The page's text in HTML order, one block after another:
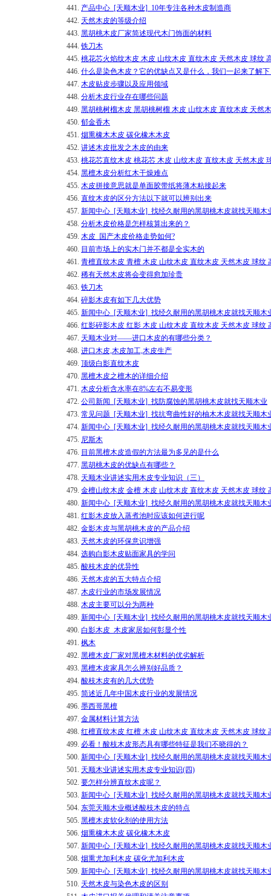
441. 产品中心_[天顺木业]_10年专注各种木皮制造商
442. 天然木皮的等级介绍
443. 黑胡桃木皮厂家简述现代木门饰面的材料
444. 铁刀木
445. 桃花芯火焰纹木皮 木皮 山纹木皮 直纹木皮 天然木皮 球纹
446. 什么是染色木皮？它的优缺点又是什么，我们一起来了解
447. 木皮贴皮步骤以及应用领域
448. 分析木皮行业存在哪些问题
449. 黑胡桃树榴木皮 黑胡桃树榴 木皮 山纹木皮 直纹木皮 天然
450. 郁金香木
451. 烟熏橡木木皮 碳化橡木木皮
452. 讲述木皮批发之木皮的由来
453. 桃花芯直纹木皮 桃花芯 木皮 山纹木皮 直纹木皮 天然木皮
454. 黑檀木皮分析红木干燥难点
455. 木皮拼接意思就是单面胶带纸将薄木粘接起来
456. 直纹木皮的区分方法以下就可以辨别出来
457. 新闻中心_[天顺木业]_找经久耐用的黑胡桃木皮就找天顺木
458. 分析木皮价格是怎样核算出来的？
459. 木皮_国产木皮价格走势如何?
460. 目前市场上的实木门并不都是全实木的
461. 青檀直纹木皮 青檀 木皮 山纹木皮 直纹木皮 天然木皮 球纹
462. 稀有天然木皮将会变得愈加珍贵
463. 铁刀木
464. 碎影木皮有如下几大优势
465. 新闻中心_[天顺木业]_找经久耐用的黑胡桃木皮就找天顺木
466. 红影碎影木皮 红影 木皮 山纹木皮 直纹木皮 天然木皮 球纹
467. 天顺木业对——进口木皮的有哪些分类？
468. 进口木皮,木皮加工,木皮生产
469. 顶级白影直纹木皮
470. 黑檀木皮之檀木的详细介绍
471. 木皮分析含水率在8%左右不易变形
472. 公司新闻_[天顺木业]_找防腐蚀的黑胡桃木皮就找天顺木业
473. 常见问题_[天顺木业]_找抗弯曲性好的柚木木皮就找天顺木
474. 新闻中心_[天顺木业]_找经久耐用的黑胡桃木皮就找天顺木
475. 尼斯木
476. 目前黑檀木皮造假的方法最为多见的是什么
477. 黑胡桃木皮的优缺点有哪些？
478. 天顺木业讲述实用木皮专业知识（三）
479. 金檀山纹木皮 金檀 木皮 山纹木皮 直纹木皮 天然木皮 球纹
480. 新闻中心_[天顺木业]_找经久耐用的黑胡桃木皮就找天顺木
481. 红影木皮放入蒸煮池时应该如何进行呢
482. 金影木皮与黑胡桃木皮的产品介绍
483. 天然木皮的环保意识增强
484. 选购白影木皮贴面家具的学问
485. 酸枝木皮的优异性
486. 天然木皮的五大特点介绍
487. 木皮行业的市场发展情况
488. 木皮主要可以分为两种
489. 新闻中心_[天顺木业]_找经久耐用的黑胡桃木皮就找天顺木
490. 白影木皮_木皮家居如何彰显个性
491. 枫木
492. 黑檀木皮厂家对黑檀木材料的优劣解析
493. 黑檀木皮家具怎么辨别好品质？
494. 酸枝木皮有的几大优势
495. 简述近几年中国木皮行业的发展情况
496. 墨西哥黑檀
497. 金属材料计算方法
498. 红檀直纹木皮 红檀 木皮 山纹木皮 直纹木皮 天然木皮 球纹
499. 必看！酸枝木皮形态具有哪些特征是我们不晓得的？
500. 新闻中心_[天顺木业]_找经久耐用的黑胡桃木皮就找天顺木
501. 天顺木业讲述实用木皮专业知识(四)
502. 要怎样分辨直纹木皮呢？
503. 新闻中心_[天顺木业]_找经久耐用的黑胡桃木皮就找天顺木
504. 东莞天顺木业概述酸枝木皮的特点
505. 黑檀木皮软化剂的使用方法
506. 烟熏橡木木皮 碳化橡木木皮
507. 新闻中心_[天顺木业]_找经久耐用的黑胡桃木皮就找天顺木
508. 烟熏尤加利木皮 碳化尤加利木皮
509. 新闻中心_[天顺木业]_找经久耐用的黑胡桃木皮就找天顺木
510. 天然木皮与染色木皮的区别